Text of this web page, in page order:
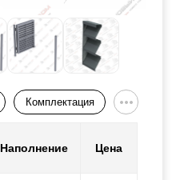
Комплектация
Наполнение Цена